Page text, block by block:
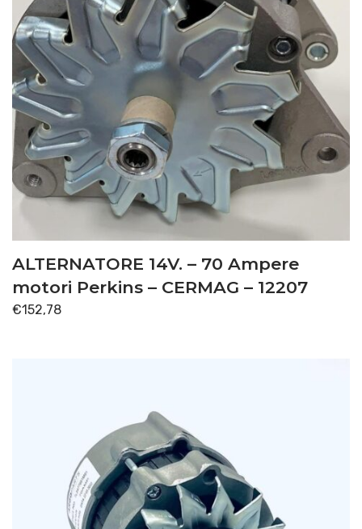
ALTERNATORE 14V. – 70 Ampere
motori Perkins – CERMAG – 12207
€152,78